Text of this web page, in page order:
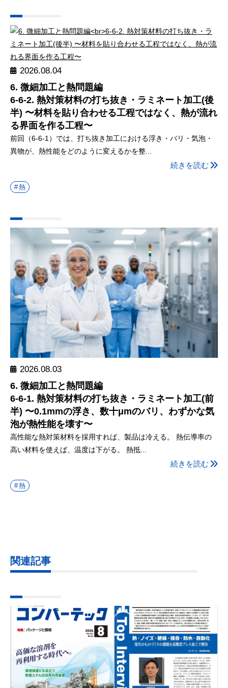
2026.08.04
6. 微細加工と熱問題編
6-6-2. 熱対策材料の打ち抜き・ラミネート加工(後
半) 〜材料を貼り合わせる工程ではなく、熱が流れ
る界面を作る工程〜
前回（6-6-1）では、打ち抜き加工における浮き・バリ・気泡・
異物が、熱性能をどのように変えるかを整...
続きを読む
熱
2026.08.03
6. 微細加工と熱問題編
6-6-1. 熱対策材料の打ち抜き・ラミネート加工(前
半) 〜0.1mmの浮き、数十μmのバリ、わずかな気
泡が熱性能を壊す〜
高性能な熱対策材料を採用すれば、製品は冷える。 熱伝導率の
高い材料を使えば、温度は下がる。 熱抵...
続きを読む
熱
関連記事